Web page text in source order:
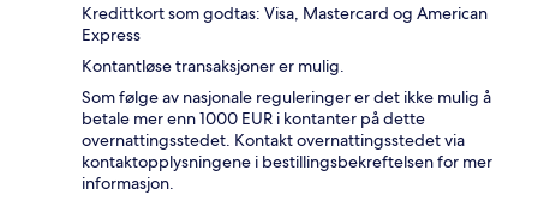
Kredittkort som godtas: Visa, Mastercard og American
Express
Kontantløse transaksjoner er mulig.
Som følge av nasjonale reguleringer er det ikke mulig å
betale mer enn 1000 EUR i kontanter på dette
overnattingsstedet. Kontakt overnattingsstedet via
kontaktopplysningene i bestillingsbekreftelsen for mer
informasjon.